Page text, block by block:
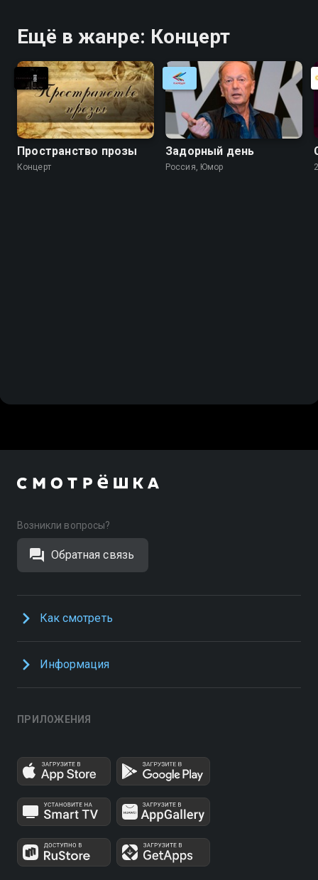
Ещё в жанре: Концерт
Пространство прозы
Концерт
Задорный день
Россия, Юмор
Возникли вопросы?
Обратная связь
Как смотреть
Информация
ПРИЛОЖЕНИЯ